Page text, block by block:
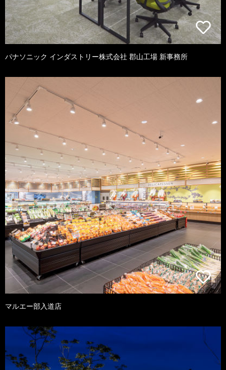
パナソニック インダストリー株式会社 郡山工場 新事務所
マルエー部入道店